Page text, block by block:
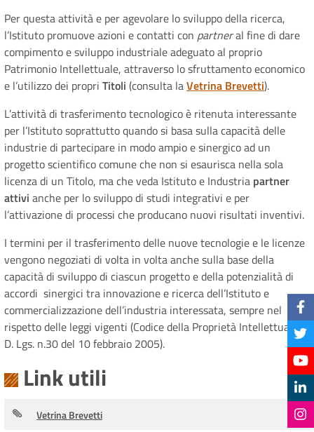
Per questa attività e per agevolare lo sviluppo della ricerca,
l’Istituto promuove azioni e contatti con partneral fine di dare
compimento e sviluppo industriale adeguato al proprio
Patrimonio Intellettuale, attraverso lo sfruttamento economico
e l’utilizzo dei propri Titoli (consulta laVetrina Brevetti).
L’attività di trasferimento tecnologico è ritenuta interessante
per l’Istituto soprattutto quando si basa sulla capacità delle
industrie di partecipare in modo ampio e sinergico ad un
progetto scientifico comune che non si esaurisca nella sola
licenza di un Titolo, ma che veda Istituto e Industria partner
attivi anche per lo sviluppo di studi integrativi e per
l’attivazione di processi che producano nuovi risultati inventivi.
I termini per il trasferimento delle nuove tecnologie e le licenze
vengono negoziati di volta in volta anche sulla base della
capacità di sviluppo di ciascun progetto e della potenzialità di
accordi sinergici tra innovazione e ricerca dell’Istituto e
commercializzazione dell’industria interessata, sempre nel
rispetto delle leggi vigenti (Codice della Proprietà Intellettuale -
D. Lgs. n.30 del 10 febbraio 2005).
Link utili
Vetrina Brevetti